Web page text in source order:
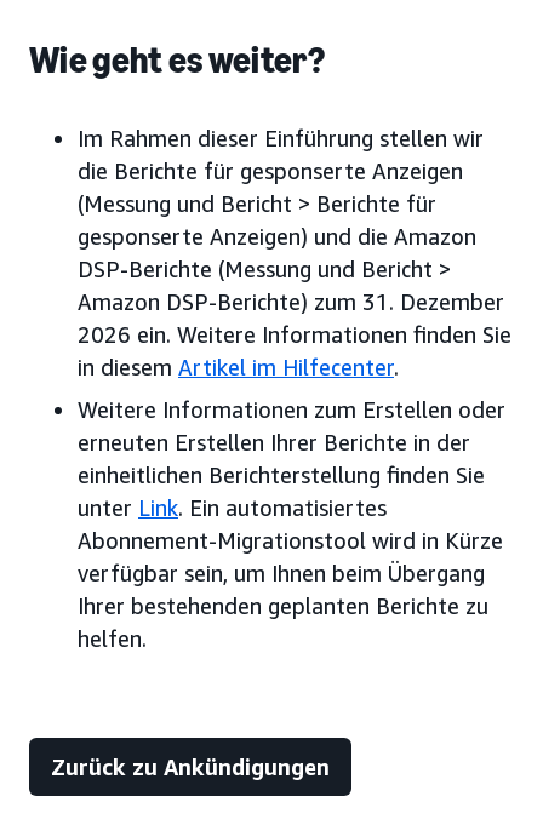
Wie geht es weiter?
Im Rahmen dieser Einführung stellen wir
die Berichte für gesponserte Anzeigen
(Messung und Bericht > Berichte für
gesponserte Anzeigen) und die Amazon
DSP-Berichte (Messung und Bericht >
Amazon DSP-Berichte) zum 31. Dezember
2026 ein. Weitere Informationen finden Sie
in diesem Artikel im Hilfecenter.
Weitere Informationen zum Erstellen oder
erneuten Erstellen Ihrer Berichte in der
einheitlichen Berichterstellung finden Sie
unter Link. Ein automatisiertes
Abonnement-Migrationstool wird in Kürze
verfügbar sein, um Ihnen beim Übergang
Ihrer bestehenden geplanten Berichte zu
helfen.
Zurück zu Ankündigungen